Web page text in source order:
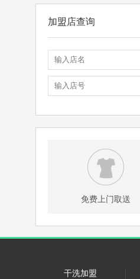
加盟店查询
免费上门取送
干洗加盟